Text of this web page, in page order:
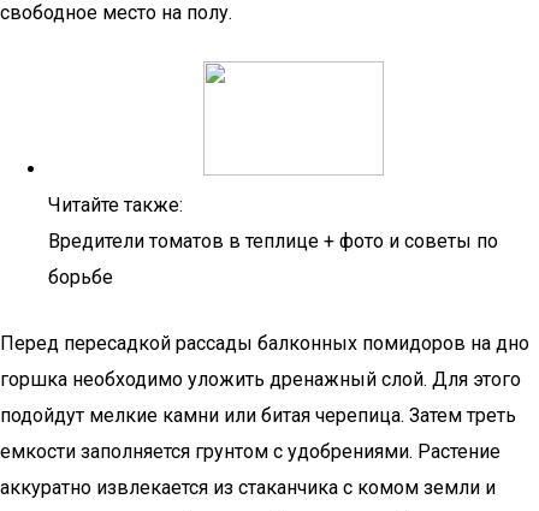
свободное место на полу.
Читайте также:
Вредители томатов в теплице + фото и советы по
борьбе
Перед пересадкой рассады балконных помидоров на дно
горшка необходимо уложить дренажный слой. Для этого
подойдут мелкие камни или битая черепица. Затем треть
емкости заполняется грунтом с удобрениями. Растение
аккуратно извлекается из стаканчика с комом земли и